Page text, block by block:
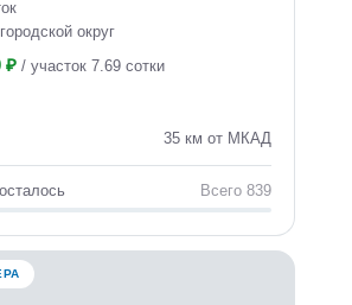
округ
₽ / участок 7.69 сотки
35 км от МКАД
Всего 839